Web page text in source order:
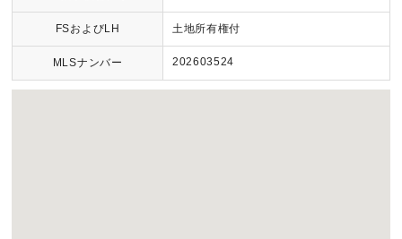
FSおよびLH 土地所有権付
MLSナンバー 202603524